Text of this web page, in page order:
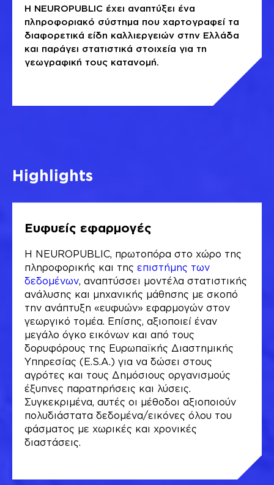
Η NEUROPUBLIC έχει αναπτύξει ένα
πληροφοριακό σύστημα που χαρτογραφεί τα
διαφορετικά είδη καλλιεργειών στην Ελλάδα
και παράγει στατιστικά στοιχεία για τη
γεωγραφική τους κατανομή.
Highlights
Ευφυείς εφαρμογές
Η NEUROPUBLIC, πρωτοπόρα στο χώρο της
πληροφορικής και της επιστήμης των
δεδομένων, αναπτύσσει μοντέλα στατιστικής
ανάλυσης και μηχανικής μάθησης με σκοπό
την ανάπτυξη «ευφυών» εφαρμογών στον
γεωργικό τομέα. Επίσης, αξιοποιεί έναν
μεγάλο όγκο εικόνων και από τους
δορυφόρους της Ευρωπαϊκής Διαστημικής
Υπηρεσίας (E.S.A.) για να δώσει στους
αγρότες και τους Δημόσιους οργανισμούς
έξυπνες παρατηρήσεις και λύσεις.
Συγκεκριμένα, αυτές οι μέθοδοι αξιοποιούν
πολυδιάστατα δεδομένα/εικόνες όλου του
φάσματος με χωρικές και χρονικές
διαστάσεις.